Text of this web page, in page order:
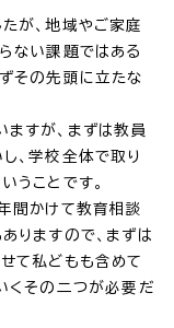
が、地域やご家庭
ない課題ではある
その先頭に立たな
すが、まずは教員
、学校全体で取り
うことです。
間かけて教育相談
りますので、まずは
て私どもも含めて
くその二つが必要だ